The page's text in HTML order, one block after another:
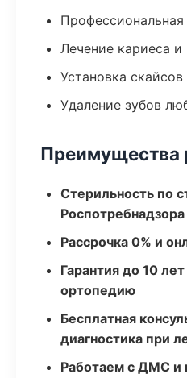
Лечение кариеса
Установка
Удаление зубов
Преимущества
Стерильность по
Роспотребнадзора
Рассрочка 0% и
Гарантия до 10
ортопедию
Бесплатная
диагностика при
Работаем с ДМС и